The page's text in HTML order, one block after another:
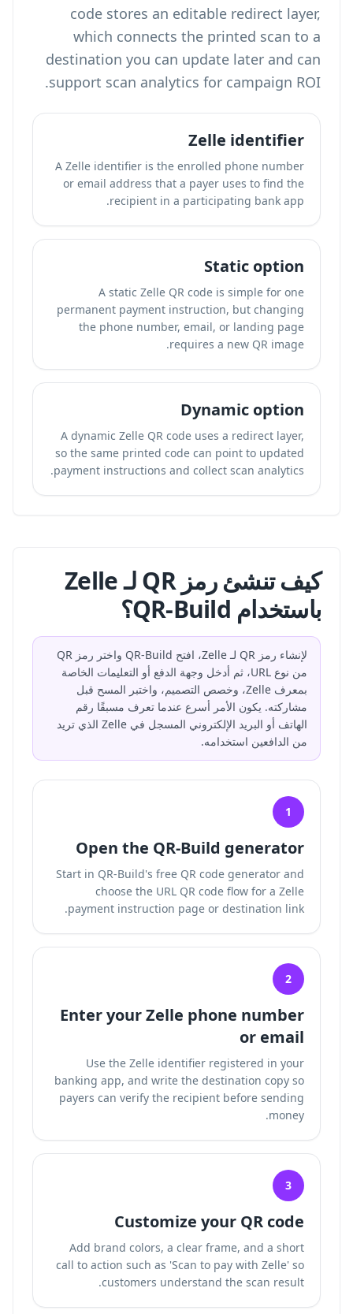
code stores an editable redirect layer,
which connects the printed scan to a
destination you can update later and can
support scan analytics for campaign ROI.
Zelle identifier
A Zelle identifier is the enrolled phone number
or email address that a payer uses to find the
recipient in a participating bank app.
Static option
A static Zelle QR code is simple for one
permanent payment instruction, but changing
the phone number, email, or landing page
requires a new QR image.
Dynamic option
A dynamic Zelle QR code uses a redirect layer,
so the same printed code can point to updated
payment instructions and collect scan analytics.
كيف تنشئ رمز QR لـ Zelle
باستخدام QR-Build؟
لإنشاء رمز QR لـ Zelle، افتح QR-Build واختر رمز QR
من نوع URL، ثم أدخل وجهة الدفع أو التعليمات الخاصة
بمعرف Zelle، وخصص التصميم، واختبر المسح قبل
مشاركته. يكون الأمر أسرع عندما تعرف مسبقًا رقم
الهاتف أو البريد الإلكتروني المسجل في Zelle الذي تريد
من الدافعين استخدامه.
1
Open the QR-Build generator
Start in QR-Build's free QR code generator and
choose the URL QR code flow for a Zelle
payment instruction page or destination link.
2
Enter your Zelle phone number
or email
Use the Zelle identifier registered in your
banking app, and write the destination copy so
payers can verify the recipient before sending
money.
3
Customize your QR code
Add brand colors, a clear frame, and a short
call to action such as 'Scan to pay with Zelle' so
customers understand the scan result.